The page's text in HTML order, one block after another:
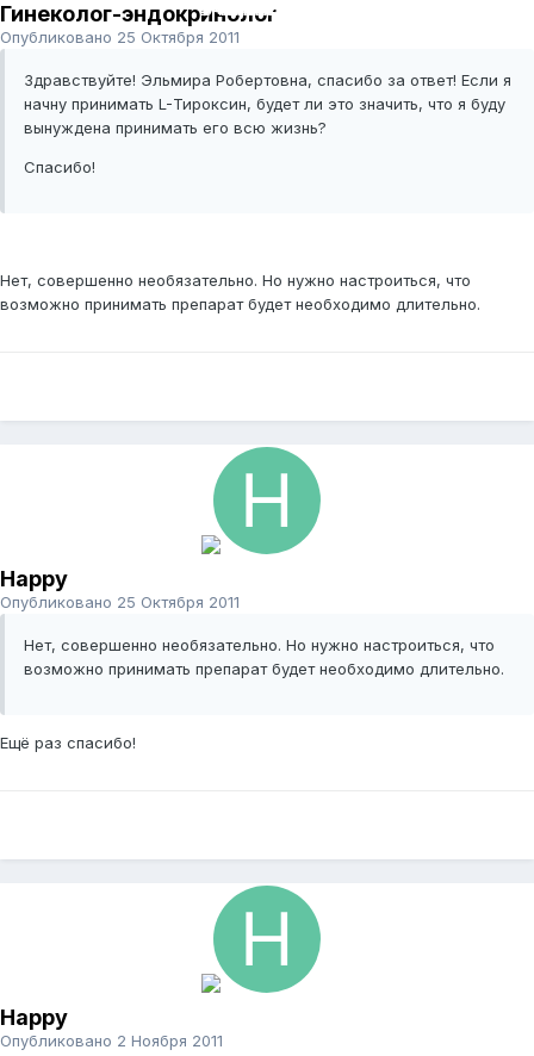
Гинеколог-эндокринолог
Опубликовано 25 Октября 2011
Здравствуйте! Эльмира Робертовна, спасибо за ответ! Если я
начну принимать L-Тироксин, будет ли это значить, что я буду
вынуждена принимать его всю жизнь?
Спасибо!
Нет, совершенно необязательно. Но нужно настроиться, что
возможно принимать препарат будет необходимо длительно.
Happy
Опубликовано 25 Октября 2011
Нет, совершенно необязательно. Но нужно настроиться, что
возможно принимать препарат будет необходимо длительно.
Ещё раз спасибо!
Happy
Опубликовано 2 Ноября 2011